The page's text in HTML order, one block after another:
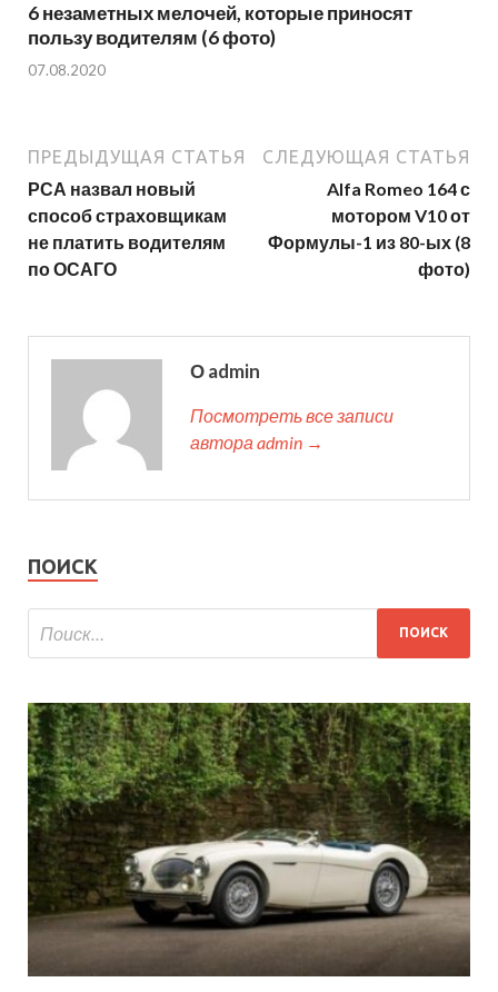
6 незаметных мелочей, которые приносят
пользу водителям (6 фото)
07.08.2020
ПРЕДЫДУЩАЯ СТАТЬЯ
РСА назвал новый
способ страховщикам
не платить водителям
по ОСАГО
СЛЕДУЮЩАЯ СТАТЬЯ
Alfa Romeo 164 с
мотором V10 от
Формулы-1 из 80-ых (8
фото)
О admin
Посмотреть все записи
автора admin →
ПОИСК